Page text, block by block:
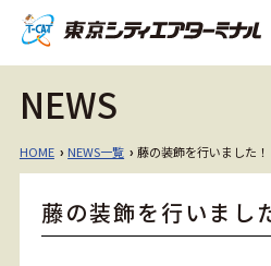
NEWS
HOME › NEWS一覧 ›藤の装飾を行いました！
藤の装飾を行いまし